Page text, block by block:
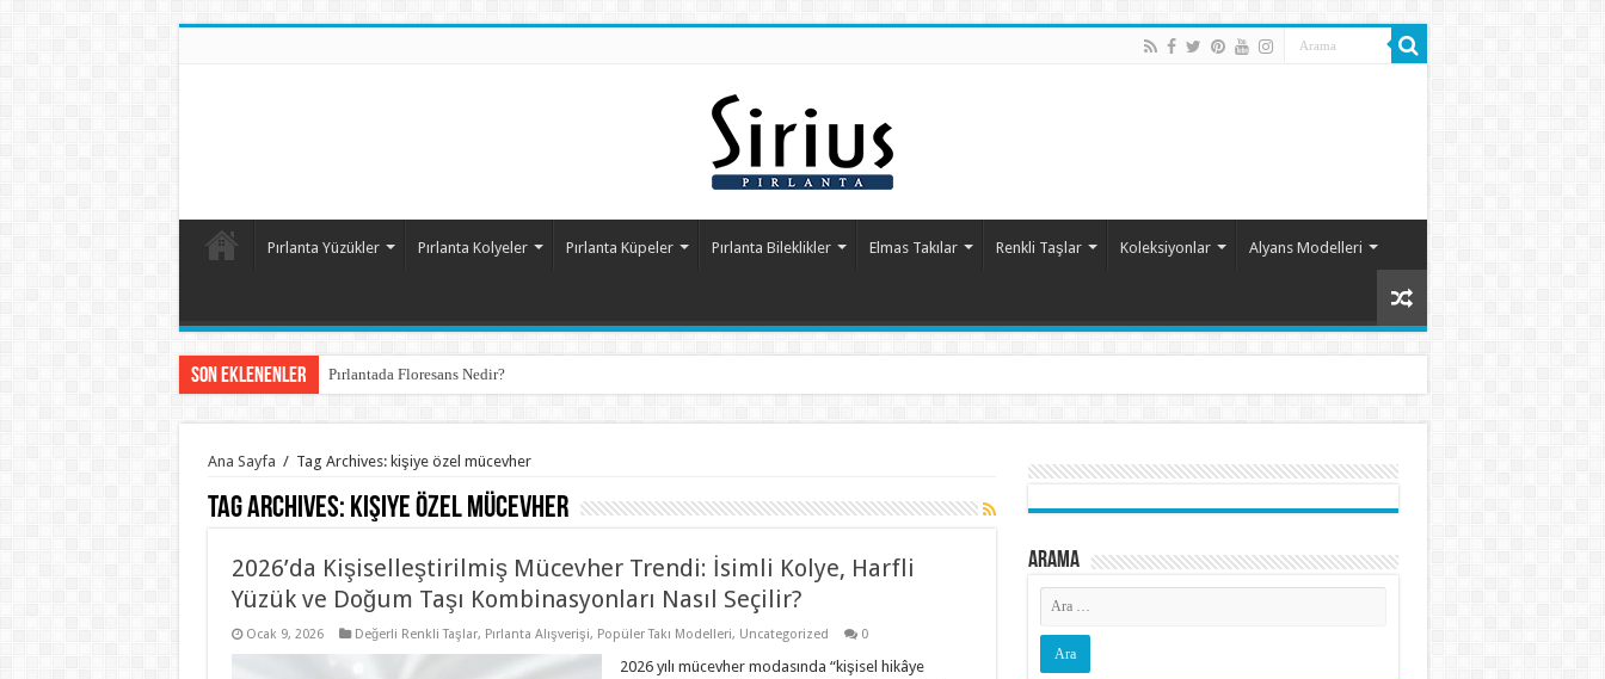
Pırlanta Yüzükler Pırlanta Kolyeler Pırlanta Küpeler Pırlanta Bileklikler Elmas Takılar Renkli Taşlar Koleksiyonlar Alyans Modelleri
Son Eklenenler Pırlantada Floresans Nedir?
Ana Sayfa / Tag Archives: kişiye özel mücevher
Tag Archives: kişiye özel mücevher
2026’da Kişiselleştirilmiş Mücevher Trendi: İsimli Kolye, Harfli
Yüzük ve Doğum Taşı Kombinasyonları Nasıl Seçilir?
Ocak 9, 2026 Değerli Renkli Taşlar, Pırlanta Alışverişi, Popüler Takı Modelleri, Uncategorized 0
2026 yılı mücevher modasında “kişisel hikâye
Arama